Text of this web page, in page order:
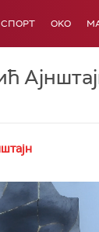
СПОРТ OKO